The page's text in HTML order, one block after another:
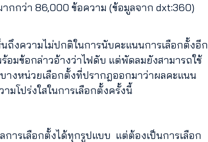
ากกว่า 86,000 ข้อความ (ข้อมูลจาก dxt:360)
ถึงความไม่ปกติในการนับคะแนนการเลือกตั้งอีก
มข้อกล่าวอ้างว่าไฟดับ แต่พัดลมยังสามารถใช้
งหน่วยเลือกตั้งที่ปรากฎออกมาว่าผลคะแนน
มโปร่งใสในการเลือกตั้งครั้งนี้
การเลือกตั้งได้ทุกรูปแบบ แต่ต้องเป็นการเลือก